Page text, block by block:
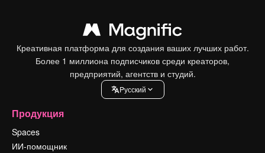
Креативная платформа для создания ваших лучших работ.
Более 1 миллиона подписчиков среди креаторов,
предприятий, агентств и студий.
Pусский
Продукция
Spaces
ИИ-помощник